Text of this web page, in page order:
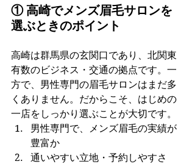
① 高崎でメンズ眉毛サロンを
選ぶときのポイント
高崎は群馬県の玄関口であり、北関東
有数のビジネス・交通の拠点です。一
方で、男性専門の眉毛サロンはまだ多
くありません。だからこそ、はじめの
一店をしっかり選ぶことが大切です。
男性専門で、メンズ眉毛の実績が
豊富か
通いやすい立地・予約しやすさ